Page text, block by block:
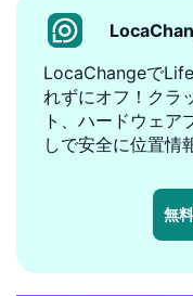
LocaChangeで
れずにオフ！クラ
ト、ハードウェア
しで安全に位置情
無